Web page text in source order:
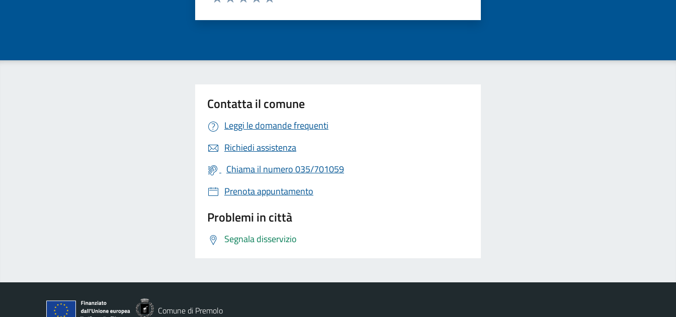
Contatta il comune
Leggi le domande frequenti
Richiedi assistenza
Chiama il numero 035/701059
Prenota appuntamento
Problemi in città
Segnala disservizio
Comune di Premolo